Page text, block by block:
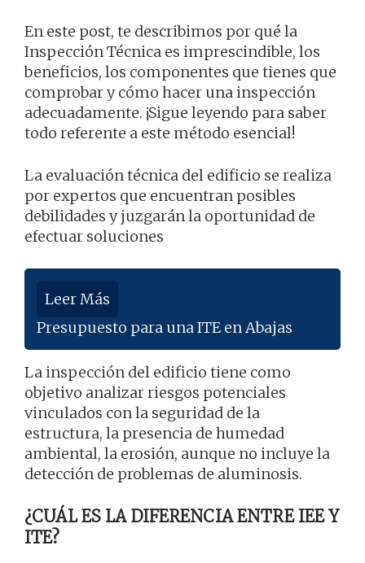
En este post, te describimos por qué la
Inspección Técnica es imprescindible, los
beneficios, los componentes que tienes que
comprobar y cómo hacer una inspección
adecuadamente. ¡Sigue leyendo para saber
todo referente a este método esencial!
La evaluación técnica del edificio se realiza
por expertos que encuentran posibles
debilidades y juzgarán la oportunidad de
efectuar soluciones
Leer Más
Presupuesto para una ITE en Abajas
La inspección del edificio tiene como
objetivo analizar riesgos potenciales
vinculados con la seguridad de la
estructura, la presencia de humedad
ambiental, la erosión, aunque no incluye la
detección de problemas de aluminosis.
¿CUÁL ES LA DIFERENCIA ENTRE IEE Y
ITE?